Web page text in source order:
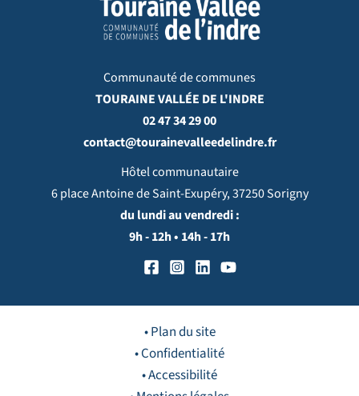
Communauté de communes
TOURAINE VALLÉE DE L'INDRE
02 47 34 29 00
contact@tourainevalleedelindre.fr
Hôtel communautaire
6 place Antoine de Saint-Exupéry, 37250 Sorigny
du lundi au vendredi :
9h - 12h • 14h - 17h
• Plan du site
• Confidentialité
• Accessibilité